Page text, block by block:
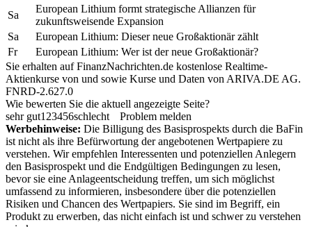
Sa
European Lithium formt strategische Allianzen für
zukunftsweisende Expansion
Sa
European Lithium: Dieser neue Großaktionär zählt
Fr
European Lithium: Wer ist der neue Großaktionär?
Sie erhalten auf FinanzNachrichten.de kostenlose Realtime-
Aktienkurse von und sowie Kurse und Daten von ARIVA.DE AG.
FNRD-2.627.0
Wie bewerten Sie die aktuell angezeigte Seite?
sehr gut1 23456schlecht
Problem melden
Werbehinweise: Die Billigung des Basisprospekts durch die BaFin
ist nicht als ihre Befürwortung der angebotenen Wertpapiere zu
verstehen. Wir empfehlen Interessenten und potenziellen Anlegern
den Basisprospekt und die Endgültigen Bedingungen zu lesen,
bevor sie eine Anlageentscheidung treffen, um sich möglichst
umfassend zu informieren, insbesondere über die potenziellen
Risiken und Chancen des Wertpapiers. Sie sind im Begriff, ein
Produkt zu erwerben, das nicht einfach ist und schwer zu verstehen